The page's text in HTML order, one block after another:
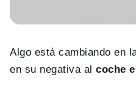
Algo está cambiando en
en su negativa alcoche